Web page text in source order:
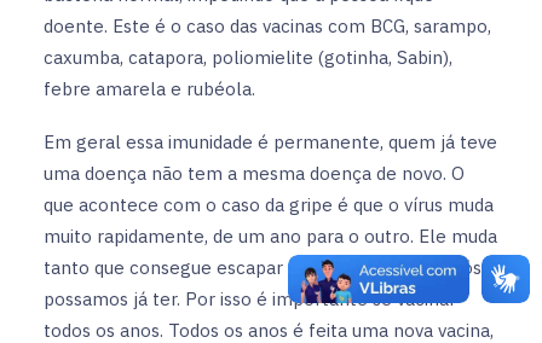
doente. Este é o caso das vacinas com BCG, sarampo,
caxumba, catapora, poliomielite (gotinha, Sabin),
febre amarela e rubéola.
Em geral essa imunidade é permanente, quem já teve
uma doença não tem a mesma doença de novo. O
que acontece com o caso da gripe é que o vírus muda
muito rapidamente, de um ano para o outro. Ele muda
tanto que consegue escapar dos anticorpos que nós
possamos já ter. Por isso é importante se vacinar
todos os anos. Todos os anos é feita uma nova vacina,